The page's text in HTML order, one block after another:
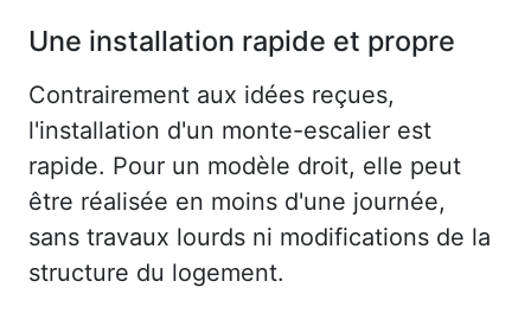
Une installation rapide et propre
Contrairement aux idées reçues,
l'installation d'un monte-escalier est
rapide. Pour un modèle droit, elle peut
être réalisée en moins d'une journée,
sans travaux lourds ni modifications de la
structure du logement.